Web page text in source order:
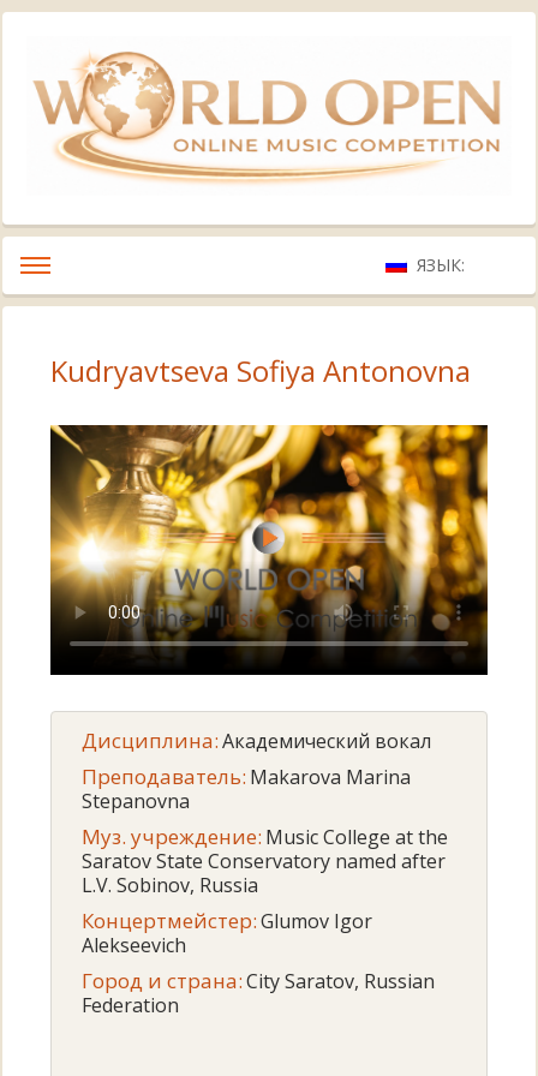
ЯЗЫК:
Kudryavtseva Sofiya Antonovna
Дисциплина:Академический вокал
Преподаватель: Makarova Marina
Stepanovna
Муз. учреждение: Music College at the
Saratov State Conservatory named after
L.V. Sobinov, Russia
Концертмейстер:Glumov Igor
Alekseevich
Город и страна:City Saratov, Russian
Federation